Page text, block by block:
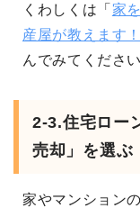
くわしくは「 家
産屋が教えます！
んでみてください
2-3.住宅ロー
売却」を選ぶ
家やマンション